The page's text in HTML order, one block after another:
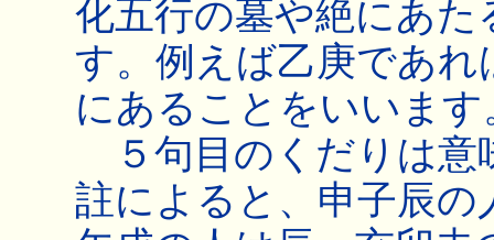
化五行の墓や絶にあ
す。例えば乙庚であ
にあることをいいます
５句目のくだりは意
註によると、申子辰の